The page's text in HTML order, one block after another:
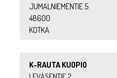
JUMALNIEMENTIE 5
48600
KOTKA
K-RAUTA KUOPIO